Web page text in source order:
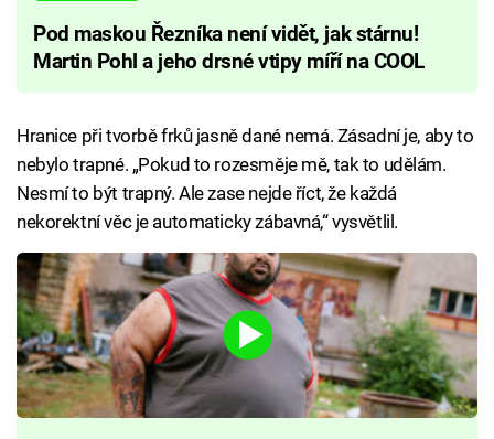
Pod maskou Řezníka není vidět, jak stárnu!
Martin Pohl a jeho drsné vtipy míří na COOL
Hranice při tvorbě frků jasně dané nemá. Zásadní je, aby to
nebylo trapné. „Pokud to rozesměje mě, tak to udělám.
Nesmí to být trapný. Ale zase nejde říct, že každá
nekorektní věc je automaticky zábavná,“ vysvětlil.